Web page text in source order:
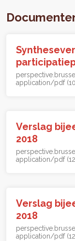
application/pdf
Verslag
2018
application/pdf
Verslag
2018
application/pdf